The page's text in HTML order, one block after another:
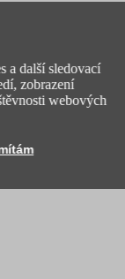
a další sledovací
zobrazení
webových